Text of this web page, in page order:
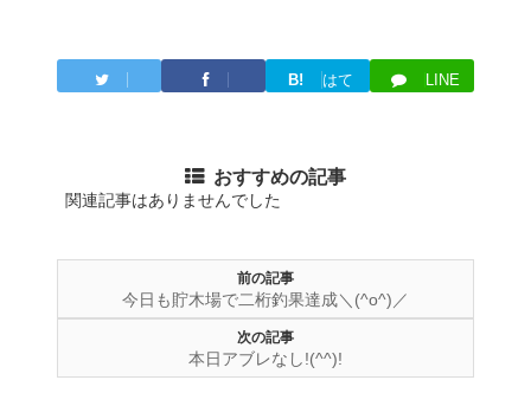
B!
はて
LINE
おすすめの記事
関連記事はありませんでした
前の記事
今日も貯木場で二桁釣果達成＼(^o^)／
次の記事
本日アブレなし!(^^)!